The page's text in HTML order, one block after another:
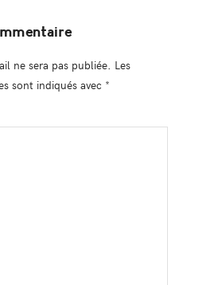
ne sera pas publiée. Les
sont indiqués avec *